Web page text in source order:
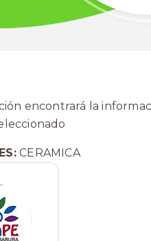
encontrará la
CERAMICA